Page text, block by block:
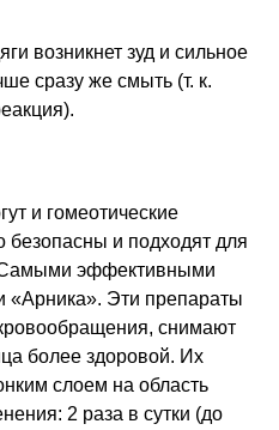
возникнет зуд и сильное
сразу же смыть (т. к.
и гомеотические
и подходят для
Самыми эффективными
«Арника». Эти препараты
снимают
более здоровой. Их
слоем на область
2 раза в сутки (до